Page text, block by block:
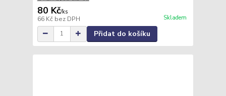
80 Kč/ks
66 Kč bez DPH Skladem
Přidat do košíku